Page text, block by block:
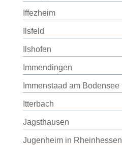
Iffezheim
Ilsfeld
Ilshofen
Immendingen
Immenstaad am Bodensee
Itterbach
Jagsthausen
Jugenheim in Rheinhessen